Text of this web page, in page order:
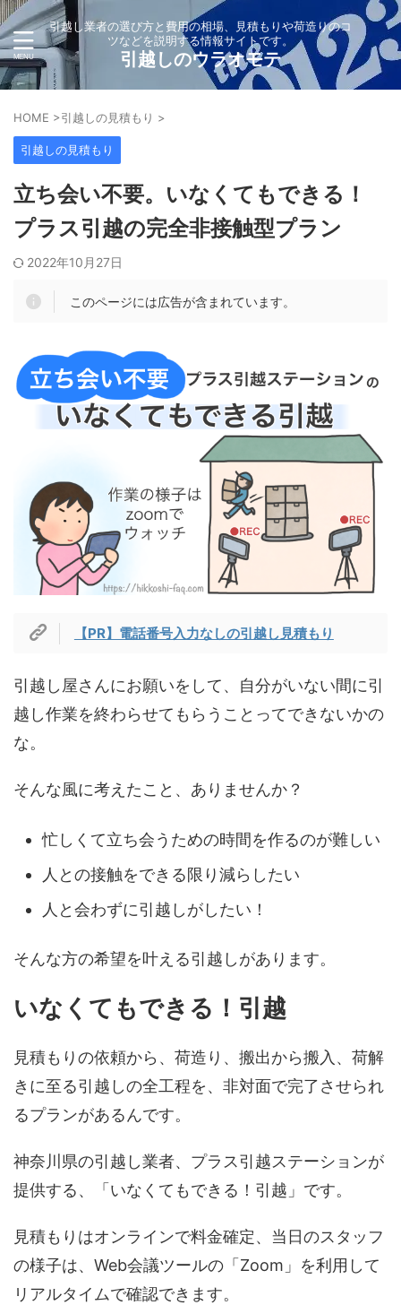
引越し業者の選び方と費用の相場、見積もりや荷造りのコ
ツなどを説明する情報サイトです。
引越しのウラオモテ
HOME >引越しの見積もり >
引越しの見積もり
立ち会い不要。いなくてもできる！
プラス引越の完全非接触型プラン
2022年10月27日
このページには広告が含まれています。
【PR】電話番号入力なしの引越し見積もり
引越し屋さんにお願いをして、自分がいない間に引
越し作業を終わらせてもらうことってできないかの
な。
そんな風に考えたこと、ありませんか？
忙しくて立ち会うための時間を作るのが難しい
人との接触をできる限り減らしたい
人と会わずに引越しがしたい！
そんな方の希望を叶える引越しがあります。
いなくてもできる！引越
見積もりの依頼から、荷造り、搬出から搬入、荷解
きに至る引越しの全工程を、非対面で完了させられ
るプランがあるんです。
神奈川県の引越し業者、プラス引越ステーションが
提供する、「いなくてもできる！引越」です。
見積もりはオンラインで料金確定、当日のスタッフ
の様子は、Web会議ツールの「Zoom」を利用して
リアルタイムで確認できます。